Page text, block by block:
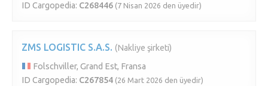
ID Cargopedia: C268446 (7 Nisan 2026 den üyedir)
ZMS LOGISTIC S.A.S. (Nakliye şirketi)
Folschviller, Grand Est, Fransa
ID Cargopedia: C267854 (26 Mart 2026 den üyedir)